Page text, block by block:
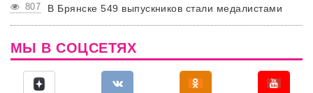
807 В Брянске 549 выпускников стали медалистами
МЫ В СОЦСЕТЯХ